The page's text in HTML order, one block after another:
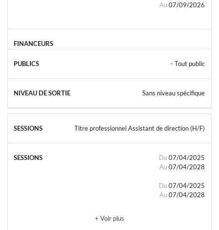
Au 07/09/2026
- Tout public
Sans niveau spécifique
Titre professionnel Assistant de direction (H/F)
Du 07/04/2025
Au 07/04/2028
Du 07/04/2025
Au 07/04/2028
+ Voir plus